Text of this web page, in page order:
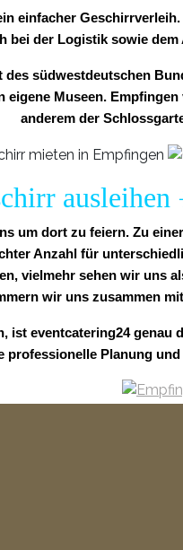
einfacher
bei der Logistik sowie
des südwestdeutschen
eigene Museen.
anderem der
um dort zu feiern. Zu
Anzahl für
vielmehr sehen wir uns
wir uns zusammen
ist eventcatering24
professionelle Planung